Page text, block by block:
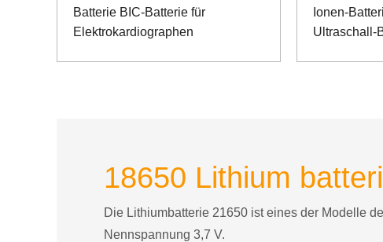
Batterie BIC-Batterie für
Elektrokardiographen
Ionen-
Ultraschall-
18650 Lithium
Die Lithiumbatterie 21650 ist eines der Modelle
Nennspannung 3,7 V.